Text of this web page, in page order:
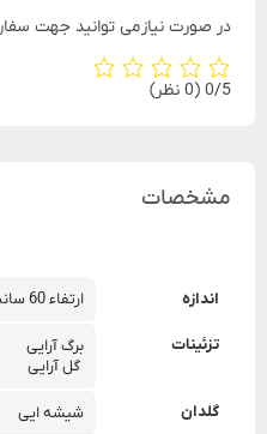
در صورت نیاز می توانید جهت
‫0/5 ‫(0 نظر)
مشخصات
اندازه ارتفاء 60 سانت – عرض 40 سانت
تزئینات
برگ آرایی
گل آرایی
گلدان شیشه ایی